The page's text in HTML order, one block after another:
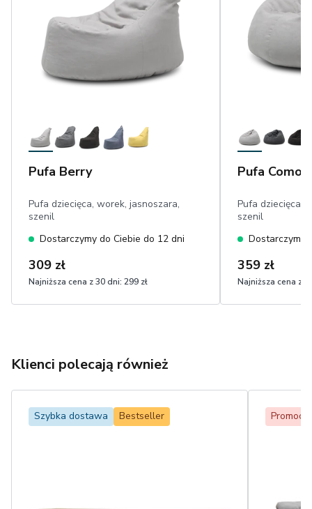
Pufa Berry
Pufa dziecięca, worek, jasnoszara,
szenil
Dostarczymy do Ciebie do 12 dni
309 zł
Najniższa cena z 30 dni: 299 zł
Pufa Como
Pufa dziecięca,
szenil
Dostarczymy
359 zł
Najniższa cena z
Klienci polecają również
Szybka dostawa Bestseller Promocja